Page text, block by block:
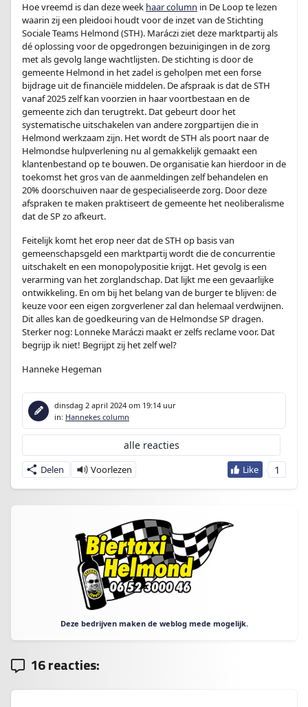
Hoe vreemd is dan deze week haar column in De Loop te lezen
waarin zij een pleidooi houdt voor de inzet van de Stichting
Sociale Teams Helmond (STH). Maráczi ziet deze marktpartij als
dé oplossing voor de opgedrongen bezuinigingen in de zorg
met als gevolg lange wachtlijsten. De stichting is door de
gemeente Helmond in het zadel is geholpen met een forse
bijdrage uit de financiële middelen. De afspraak is dat de STH
vanaf 2025 zelf kan voorzien in haar voortbestaan en de
gemeente zich dan terugtrekt. Dat gebeurt door het
systematische uitschakelen van andere zorgpartijen die in
Helmond werkzaam zijn. Het wordt de STH als poort naar de
Helmondse hulpverlening nu al gemakkelijk gemaakt een
klantenbestand op te bouwen. De organisatie kan hierdoor in de
toekomst het gros van de aanmeldingen zelf behandelen en
20% doorschuiven naar de gespecialiseerde zorg. Door deze
afspraken te maken praktiseert de gemeente het neoliberalisme
dat de SP zo afkeurt.
Feitelijk komt het erop neer dat de STH op basis van
gemeenschapsgeld een marktpartij wordt die de concurrentie
uitschakelt en een monopolypositie krijgt. Het gevolg is een
verarming van het zorglandschap. Dat lijkt me een gevaarlijke
ontwikkeling. En om bij het belang van de burger te blijven: de
keuze voor een eigen zorgverlener zal dan helemaal verdwijnen.
Dit alles kan de goedkeuring van de Helmondse SP dragen.
Sterker nog: Lonneke Maráczi maakt er zelfs reclame voor. Dat
begrijp ik niet! Begrijpt zij het zelf wel?
Hanneke Hegeman
dinsdag 2 april 2024 om 19:14 uur
in: Hannekes column
1
Delen
alle reacties
Deze bedrijven maken de weblog mede mogelijk.
16 reacties: